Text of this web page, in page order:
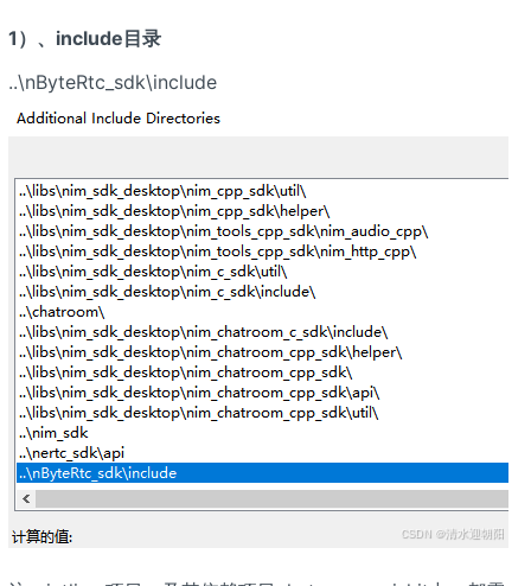
1）、include目录
..\nByteRtc_sdk\include